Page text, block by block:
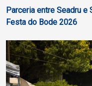
Parceria entre Seadru e
Festa do Bode 2026